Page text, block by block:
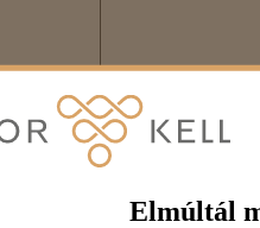
Megjegyzés:HTML-kód
Értékelés
Rossz
Captcha
Elmúltál